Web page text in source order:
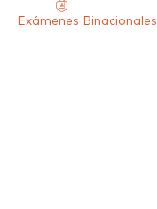
Exámenes Binacionales